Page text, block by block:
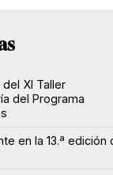
XI Taller
del Programa
en la 13.ª edición